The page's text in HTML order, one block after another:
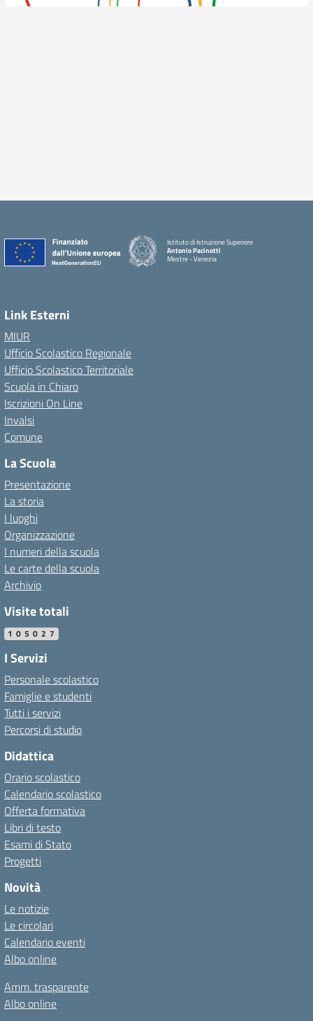
Istituto di Istruzione Superiore
Antonio Pacinotti
Mestre - Venezia
Link Esterni
MIUR
Ufficio Scolastico Regionale
Ufficio Scolastico Territoriale
Scuola in Chiaro
Iscrizioni On Line
Invalsi
Comune
La Scuola
Presentazione
La storia
I luoghi
Organizzazione
I numeri della scuola
Le carte della scuola
Archivio
Visite totali
105027
I Servizi
Personale scolastico
Famiglie e studenti
Tutti i servizi
Percorsi di studio
Didattica
Orario scolastico
Calendario scolastico
Offerta formativa
Libri di testo
Esami di Stato
Progetti
Novità
Le notizie
Le circolari
Calendario eventi
Albo online
Amm. trasparente
Albo online